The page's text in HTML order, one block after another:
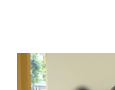
Thanh 1.1.1.
ảnh): Chọn máy ảnh